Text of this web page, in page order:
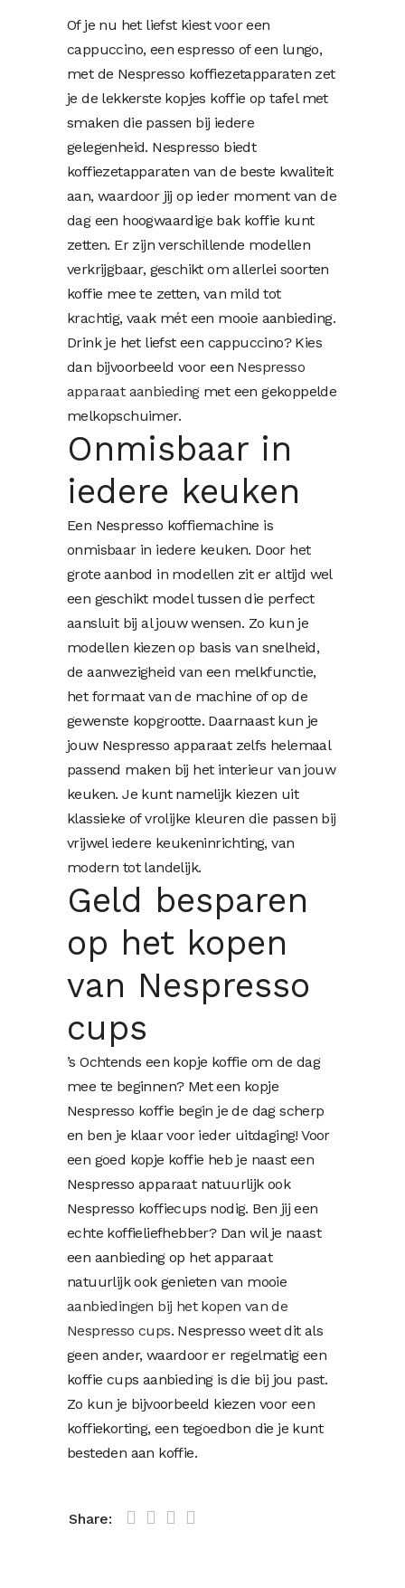
Of je nu het liefst kiest voor een
cappuccino, een espresso of een lungo,
met de Nespresso koffiezetapparaten zet
je de lekkerste kopjes koffie op tafel met
smaken die passen bij iedere
gelegenheid. Nespresso biedt
koffiezetapparaten van de beste kwaliteit
aan, waardoor jij op ieder moment van de
dag een hoogwaardige bak koffie kunt
zetten. Er zijn verschillende modellen
verkrijgbaar, geschikt om allerlei soorten
koffie mee te zetten, van mild tot
krachtig, vaak mét een mooie aanbieding.
Drink je het liefst een cappuccino? Kies
dan bijvoorbeeld voor een Nespresso
apparaat aanbiedingmet een gekoppelde
melkopschuimer.
Onmisbaar in
iedere keuken
Een Nespresso koffiemachine is
onmisbaar in iedere keuken. Door het
grote aanbod in modellen zit er altijd wel
een geschikt model tussen die perfect
aansluit bij al jouw wensen. Zo kun je
modellen kiezen op basis van snelheid,
de aanwezigheid van een melkfunctie,
het formaat van de machine of op de
gewenste kopgrootte. Daarnaast kun je
jouw Nespresso apparaat zelfs helemaal
passend maken bij het interieur van jouw
keuken. Je kunt namelijk kiezen uit
klassieke of vrolijke kleuren die passen bij
vrijwel iedere keukeninrichting, van
modern tot landelijk.
Geld besparen
op het kopen
van Nespresso
cups
’s Ochtends een kopje koffie om de dag
mee te beginnen? Met een kopje
Nespresso koffie begin je de dag scherp
en ben je klaar voor ieder uitdaging! Voor
een goed kopje koffie heb je naast een
Nespresso apparaat natuurlijk ook
Nespresso koffiecups nodig. Ben jij een
echte koffieliefhebber? Dan wil je naast
een aanbieding op het apparaat
natuurlijk ook genieten van mooie
aanbiedingen bij het kopen van de
Nespresso cups. Nespresso weet dit als
geen ander, waardoor er regelmatig een
koffie cups aanbieding is die bij jou past.
Zo kun je bijvoorbeeld kiezen voor een
koffiekorting, een tegoedbon die je kunt
besteden aan koffie.
Share: